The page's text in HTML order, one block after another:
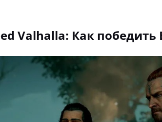
Valhalla: Как